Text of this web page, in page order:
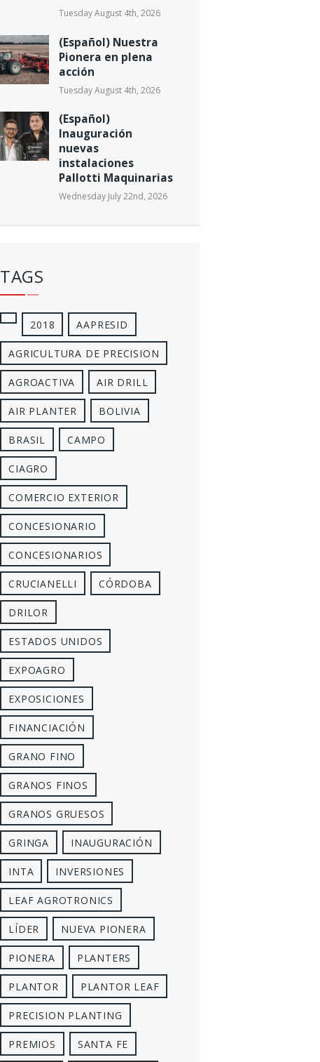
Tuesday August 4th, 2026
(Español) Nuestra
Pionera en plena
acción
Tuesday August 4th, 2026
(Español)
Inauguración
nuevas
instalaciones
Pallotti Maquinarias
Wednesday July 22nd, 2026
TAGS
2018 AAPRESID
AGRICULTURA DE PRECISION
AGROACTIVA AIR DRILL
AIR PLANTER BOLIVIA
BRASIL CAMPO
CIAGRO
COMERCIO EXTERIOR
CONCESIONARIO
CONCESIONARIOS
CRUCIANELLI CÓRDOBA
DRILOR
ESTADOS UNIDOS
EXPOAGRO
EXPOSICIONES
FINANCIACIÓN
GRANO FINO
GRANOS FINOS
GRANOS GRUESOS
GRINGA INAUGURACIÓN
INTA INVERSIONES
LEAF AGROTRONICS
LÍDER NUEVA PIONERA
PIONERA PLANTERS
PLANTOR PLANTOR LEAF
PRECISION PLANTING
PREMIOS SANTA FE